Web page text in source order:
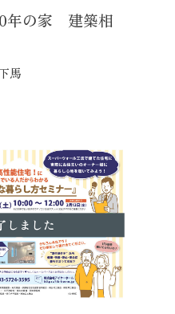
年の家 建築相
馬
しました